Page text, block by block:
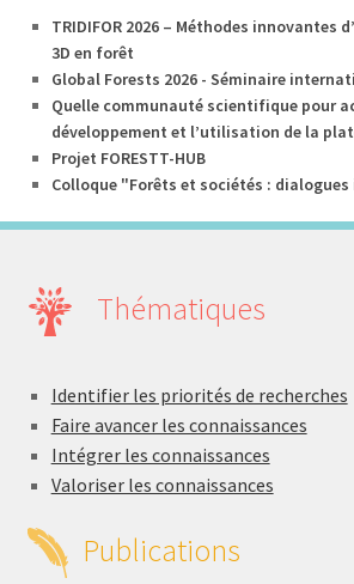
TRIDIFOR 2026 – Méthodes innovantes
3D en forêt
Global Forests 2026 - Séminaire
Quelle communauté scientifique pour
développement et l’utilisation de la
Projet FORESTT-HUB
Colloque "Forêts et sociétés :
Thématiques
Identifier les priorités de recherches
Faire avancer les connaissances
Intégrer les connaissances
Valoriser les connaissances
Publications